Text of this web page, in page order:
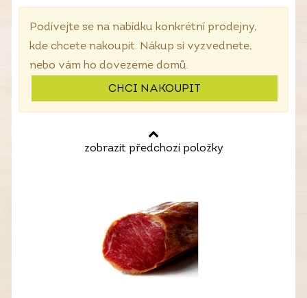
Podívejte se na nabídku konkrétní prodejny,
kde chcete nakoupit. Nákup si vyzvednete,
nebo vám ho dovezeme domů.
CHCI NAKOUPIT
zobrazit předchozí položky